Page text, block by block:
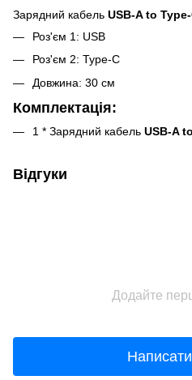
Зарядний кабель USB-A to
Роз'єм 1: USB
Роз'єм 2: Type-C
Довжина: 30 см
Комплектація:
1 * Зарядний кабель USB-A
Відгуки
Додайте
Написати